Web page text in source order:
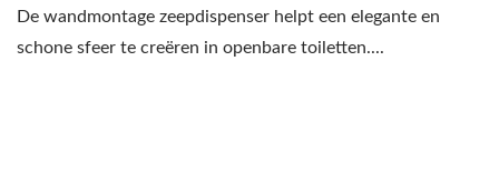
De wandmontage zeepdispenser helpt een elegante en
schone sfeer te creëren in openbare toiletten....